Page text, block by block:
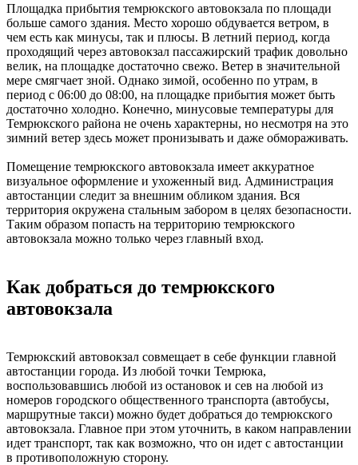
Площадка прибытия темрюкского автовокзала по площади
больше самого здания. Место хорошо обдувается ветром, в
чем есть как минусы, так и плюсы. В летний период, когда
проходящий через автовокзал пассажирский трафик довольно
велик, на площадке достаточно свежо. Ветер в значительной
мере смягчает зной. Однако зимой, особенно по утрам, в
период с 06:00 до 08:00, на площадке прибытия может быть
достаточно холодно. Конечно, минусовые температуры для
Темрюкского района не очень характерны, но несмотря на это
зимний ветер здесь может пронизывать и даже обмораживать.
Помещение темрюкского автовокзала имеет аккуратное
визуальное оформление и ухоженный вид. Администрация
автостанции следит за внешним обликом здания. Вся
территория окружена стальным забором в целях безопасности.
Таким образом попасть на территорию темрюкского
автовокзала можно только через главный вход.
Как добраться до темрюкского
автовокзала
Темрюкский автовокзал совмещает в себе функции главной
автостанции города. Из любой точки Темрюка,
воспользовавшись любой из остановок и сев на любой из
номеров городского общественного транспорта (автобусы,
маршрутные такси) можно будет добраться до темрюкского
автовокзала. Главное при этом уточнить, в каком направлении
идет транспорт, так как возможно, что он идет с автостанции
в противоположную сторону.